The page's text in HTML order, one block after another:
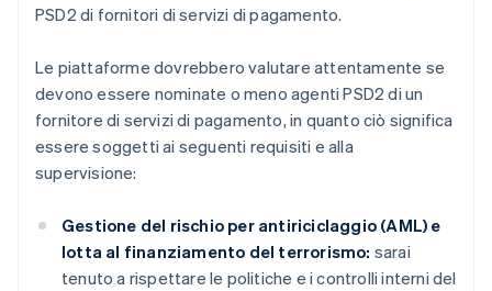
PSD2 di fornitori di servizi di pagamento.
Le piattaforme dovrebbero valutare attentamente se
devono essere nominate o meno agenti PSD2 di un
fornitore di servizi di pagamento, in quanto ciò significa
essere soggetti ai seguenti requisiti e alla
supervisione:
Gestione del rischio per antiriciclaggio (AML) e
lotta al finanziamento del terrorismo: sarai
tenuto a rispettare le politiche e i controlli interni del